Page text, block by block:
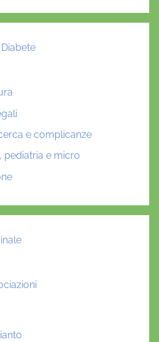
e complicanze
pediatria e micro